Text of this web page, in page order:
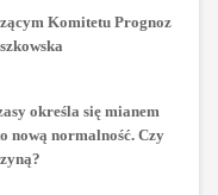
Komitetu Prognoz
określa się mianem
nową normalność. Czy